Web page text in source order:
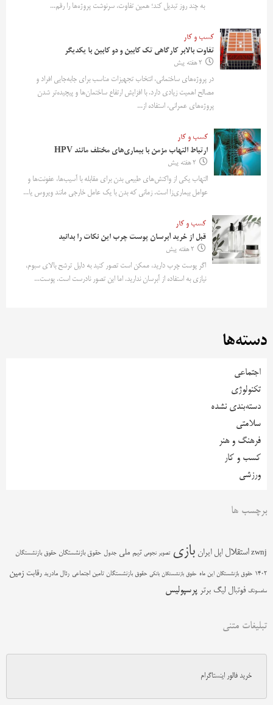
به چند روز تبدیل کند؛ همین تفاوت، سرنوشت پروژه‌ها را رقم...
کسب و کار
تفاوت بالابر کارگاهی تک کابین و دو کابین با یکدیگر
2 هفته پیش
در پروژه‌های ساختمانی، انتخاب تجهیزات مناسب برای جابه‌جایی افراد و
مصالح اهمیت زیادی دارد. با افزایش ارتفاع ساختمان‌ها و پیچیده‌تر شدن
پروژه‌های عمرانی، استفاده از...
کسب و کار
ارتباط التهاب مزمن با بیماری‌های مختلف مانند HPV
2 هفته پیش
التهاب یکی از واکنش‌های طبیعی بدن برای مقابله با آسیب‌ها، عفونت‌ها و
عوامل بیماری‌زا است. زمانی که بدن با یک عامل خارجی مانند ویروس یا...
کسب و کار
قبل از خرید آبرسان پوست چرب این نکات را بدانید
2 هفته پیش
اگر پوست چرب دارید، ممکن است تصور کنید به دلیل ترشح بالای سبوم،
نیازی به استفاده از آبرسان ندارید. اما این تصور نادرست است. پوست...
دسته‌ها
اجتماعی
تکنولوژی
دسته‌بندی نشده
سلامتی
فرهنگ و هنر
کسب و کار
ورزشی
برچسب ها
zwnj استقلال اپل ایران بازی تصویر نجومی تیم ملی جدول حقوق بازنشستگان حقوق بازنشستگان
1402 حقوق بازنشستگان این ماه حقوق بازنشستگان بانکی حقوق بازنشستگان تامین اجتماعی رئال مادرید رقابت زمین
سامسونگ فوتبال لیگ برتر پرسپولیس
تبلیغات متنی
خرید فالور اینستاگرام